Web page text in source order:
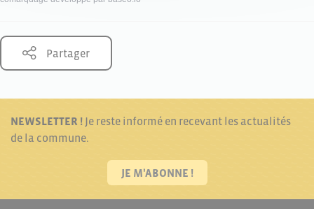
Partager
NEWSLETTER ! Je reste informé en recevant les actualités
de la commune.
JE M'ABONNE !